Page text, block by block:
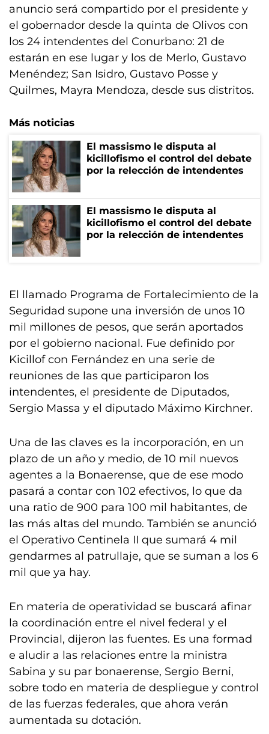
anuncio será compartido por el presidente y
el gobernador desde la quinta de Olivos con
los 24 intendentes del Conurbano: 21 de
estarán en ese lugar y los de Merlo, Gustavo
Menéndez; San Isidro, Gustavo Posse y
Quilmes, Mayra Mendoza, desde sus distritos.
Más noticias
El massismo le disputa al
kicillofismo el control del debate
por la relección de intendentes
El massismo le disputa al
kicillofismo el control del debate
por la relección de intendentes
El llamado Programa de Fortalecimiento de la
Seguridad supone una inversión de unos 10
mil millones de pesos, que serán aportados
por el gobierno nacional. Fue definido por
Kicillof con Fernández en una serie de
reuniones de las que participaron los
intendentes, el presidente de Diputados,
Sergio Massa y el diputado Máximo Kirchner.
Una de las claves es la incorporación, en un
plazo de un año y medio, de 10 mil nuevos
agentes a la Bonaerense, que de ese modo
pasará a contar con 102 efectivos, lo que da
una ratio de 900 para 100 mil habitantes, de
las más altas del mundo. También se anunció
el Operativo Centinela II que sumará 4 mil
gendarmes al patrullaje, que se suman a los 6
mil que ya hay.
En materia de operatividad se buscará afinar
la coordinación entre el nivel federal y el
Provincial, dijeron las fuentes. Es una formad
e aludir a las relaciones entre la ministra
Sabina y su par bonaerense, Sergio Berni,
sobre todo en materia de despliegue y control
de las fuerzas federales, que ahora verán
aumentada su dotación.